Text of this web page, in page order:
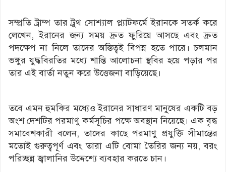
সম্প্রতি ট্রাম্প তার ট্রুথ সোশ্যাল প্ল্যাটফর্মে ইরানকে সতর্ক করে
লেখেন, ইরানের জন্য সময় দ্রুত ফুরিয়ে আসছে এবং দ্রুত
পদক্ষেপ না নিলে তাদের অস্তিত্বই বিপন্ন হতে পারে। চলমান
ভঙ্গুর যুদ্ধবিরতির মধ্যে শান্তি আলোচনা স্থবির হয়ে পড়ার পর
তার এই বার্তা নতুন করে উত্তেজনা বাড়িয়েছে।
তবে এমন হুমকির মধ্যেও ইরানের সাধারণ মানুষের একটি বড়
অংশ দেশটির পরমাণু কর্মসূচির পক্ষে অবস্থান নিয়েছে। এক বৃদ্ধ
সমাবেশকারী বলেন, তাদের কাছে পরমাণু প্রযুক্তি সীমান্তের
মতোই গুরুত্বপূর্ণ এবং তারা এটি বোমা তৈরির জন্য নয়, বরং
পরিচ্ছন্ন জ্বালানির উদ্দেশ্যে ব্যবহার করতে চান।